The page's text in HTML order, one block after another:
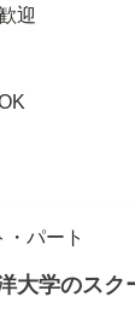
迎
・パート
大学のス